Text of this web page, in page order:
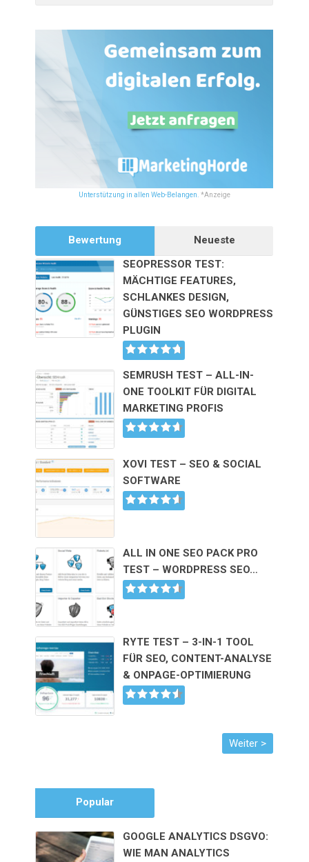
Unterstützung in allen Web-Belangen. *Anzeige
Bewertung
Neueste
SEOPRESSOR TEST:
MÄCHTIGE FEATURES,
SCHLANKES DESIGN,
GÜNSTIGES SEO WORDPRESS
PLUGIN
SEMRUSH TEST – ALL-IN-
ONE TOOLKIT FÜR DIGITAL
MARKETING PROFIS
XOVI TEST – SEO & SOCIAL
SOFTWARE
ALL IN ONE SEO PACK PRO
TEST – WORDPRESS SEO…
RYTE TEST – 3-IN-1 TOOL
FÜR SEO, CONTENT-ANALYSE
& ONPAGE-OPTIMIERUNG
Popular
GOOGLE ANALYTICS DSGVO:
WIE MAN ANALYTICS